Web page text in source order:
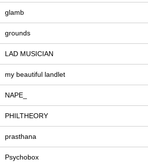
glamb
grounds
LAD MUSICIAN
my beautiful landlet
NAPE_
PHILTHEORY
prasthana
Psychobox